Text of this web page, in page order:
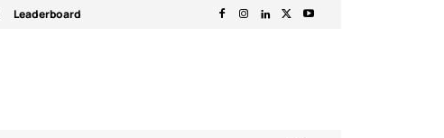
Leaderboard